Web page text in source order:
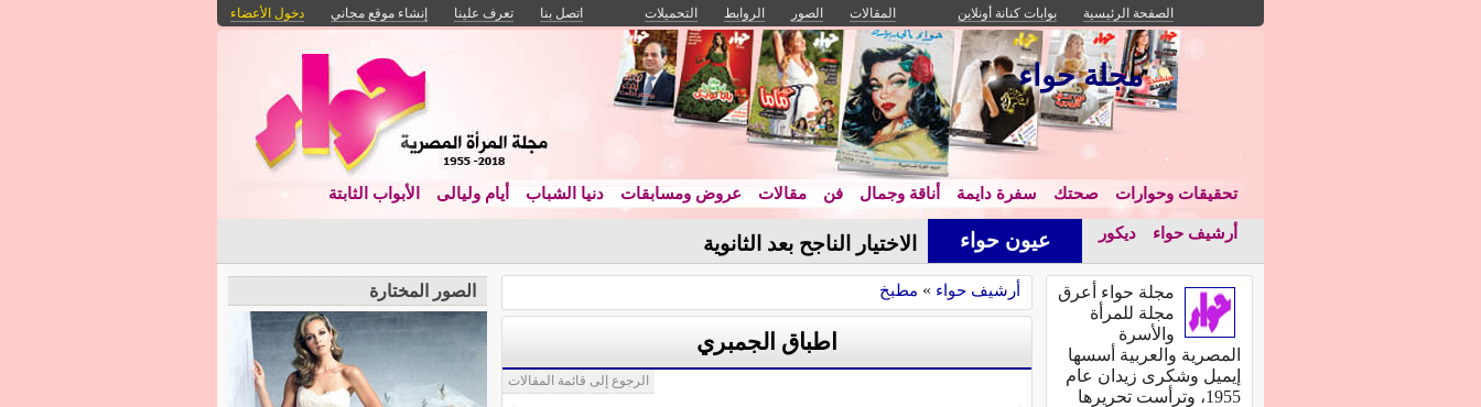
الصفحة الرئيسية بوابات كنانة أونلاين المقالات الصور الروابط التحميلات اتصل بنا تعرف علينا إنشاء موقع مجاني دخول الأعضاء
مجلة حواء
تحقيقات وحوارات صحتك سفرة دايمة أناقة وجمال فن مقالات عروض ومسابقات دنيا الشباب أيام وليالى الأبواب الثابتة
أرشيف حواء ديكور عيون حواء _
أرشيف حواء » مطبخ
اطباق الجمبري
الرجوع إلى قائمة المقالات
مجلة حواء أعرق
مجلة للمرأة
والأسرة
المصرية والعربية أسسها
إيميل وشكرى زيدان عام
1955، وترأست تحريرها
الصور المختارة